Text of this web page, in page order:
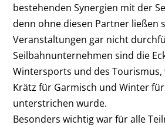
bestehenden Synergien mit der
denn ohne diesen Partner ließen
Veranstaltungen gar nicht
Seilbahnunternehmen sind die
Wintersports und des Tourismus,
Krätz für Garmisch und Winter
unterstrichen wurde.
Besonders wichtig war für alle